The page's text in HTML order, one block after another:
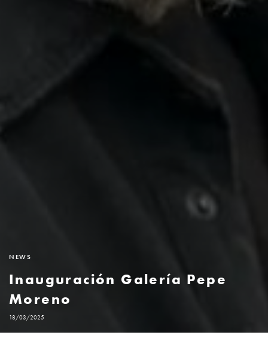
NEWS
Inauguración Galería Pepe
Moreno
18/03/2025